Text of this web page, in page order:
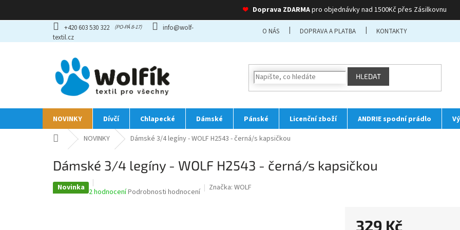
❤ Doprava ZDARMApro objednávky nad 1500Kč přes Zásilkovnu
obsah
+420 603 530 322
info@wolf-
textil.cz
O NÁS DOPRAVA A PLATBA KONTAKTY
HLEDAT
NOVINKY Dívčí Chlapecké Dámské Pánské Licenční zboží ANDRIE spodní prádlo
Domů NOVINKY Dámské 3/4 legíny - WOLF H2543 - černá/s kapsičkou
Dámské 3/4 legíny - WOLF H2543 - černá/s kapsičkou
Novinka Průměrné
2 hodnoceníPodrobnosti hodnocení Značka: WOLF
329 Kč